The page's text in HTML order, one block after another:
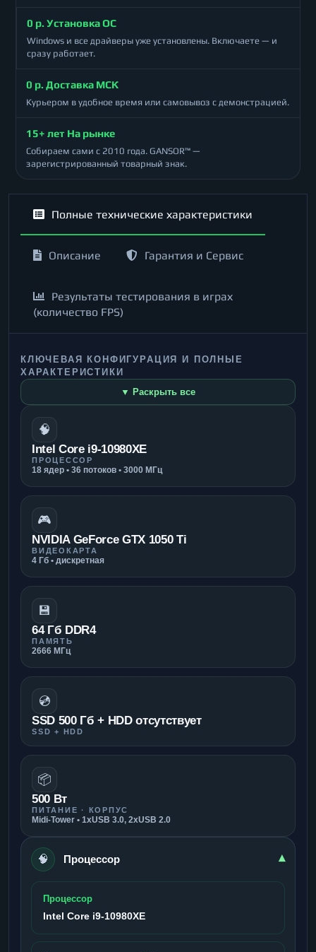
0 р. Установка ОС
Windows и все драйверы уже установлены. Включаете — и
сразу работает.
0 р. Доставка МСК
Курьером в удобное время или самовывоз с демонстрацией.
15+ лет На рынке
Собираем сами с 2010 года. GANSOR™ —
зарегистрированный товарный знак.
Полные технические характеристики
Описание Гарантия и Сервис
Результаты тестирования в играх
(количество FPS)
КЛЮЧЕВАЯ КОНФИГУРАЦИЯ И ПОЛНЫЕ
ХАРАКТЕРИСТИКИ
▼ Раскрыть все
🧠
Intel Core i9-10980XE
ПРОЦЕССОР
18 ядер • 36 потоков • 3000 МГц
🎮
NVIDIA GeForce GTX 1050 Ti
ВИДЕОКАРТА
4 Гб • дискретная
💾
64 Гб DDR4
ПАМЯТЬ
2666 МГц
💿
SSD 500 Гб + HDD отсутствует
SSD + HDD
📦
500 Вт
ПИТАНИЕ · КОРПУС
Midi-Tower • 1xUSB 3.0, 2xUSB 2.0
🧠 Процессор ▾
Процессор
Intel Core i9-10980XE